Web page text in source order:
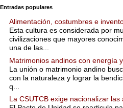
Entradas populares
Alimentación, costumbres e
Esta cultura es considerada por
civilizaciones que mayores
una de las...
Matrimonios andinos con energía
La unión o matrimonio andino
con la naturaleza y lograr la
q...
La CSUTCB exige nacionalizar las